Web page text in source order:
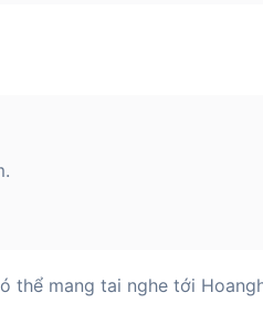
thể mang tai nghe tới